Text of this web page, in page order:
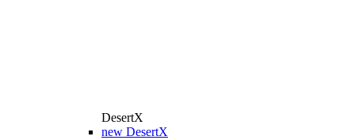
DesertX
new DesertX